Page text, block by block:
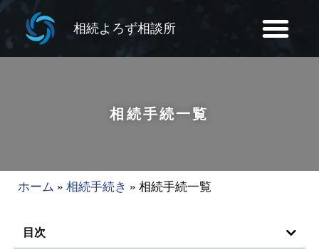
相続よろず相談所
相続手続一覧
ホーム » 相続手続き » 相続手続一覧
目次